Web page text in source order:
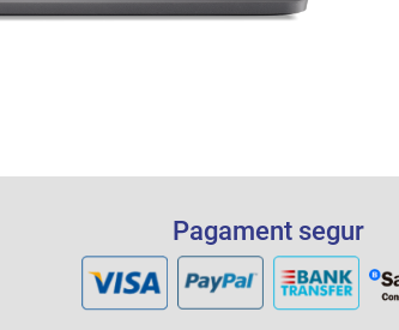
Pagament segur